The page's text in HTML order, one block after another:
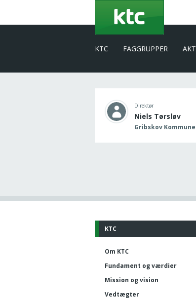
KTC FAGGRUPPER
Direktør
Niels Tørsløv
Gribskov Kommune
KTC
Om KTC
Fundament og værdier
Mission og vision
Vedtægter